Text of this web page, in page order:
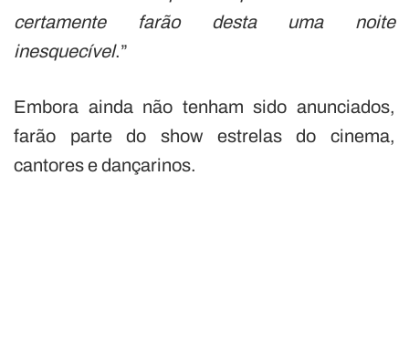
certamente farão desta uma noite
inesquecível.”
Embora ainda não tenham sido anunciados,
farão parte do show estrelas do cinema,
cantores e dançarinos.